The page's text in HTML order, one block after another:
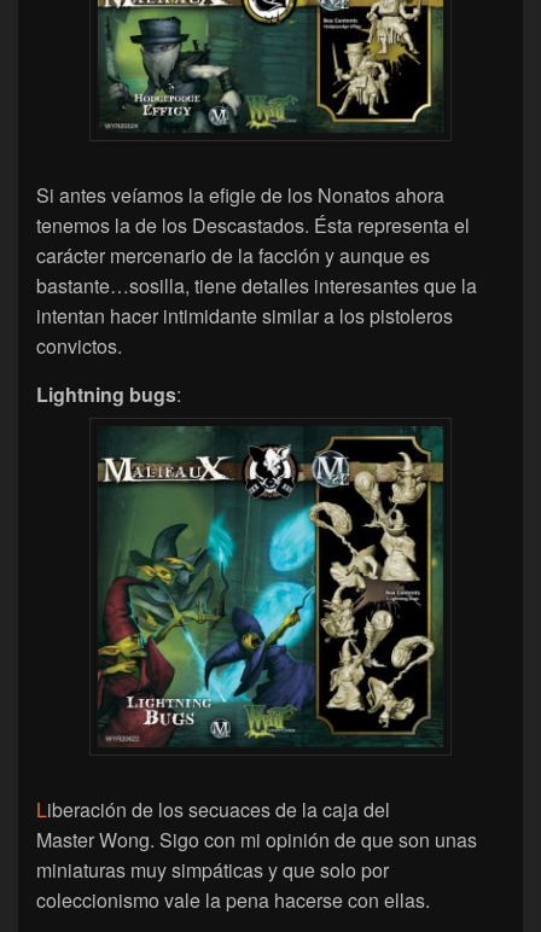
Si antes veíamos la efigie de los Nonatos ahora
tenemos la de los Descastados. Ésta representa el
carácter mercenario de la facción y aunque es
bastante…sosilla, tiene detalles interesantes que la
intentan hacer intimidante similar a los pistoleros
convictos.
Lightning bugs:
Liberación de los secuaces de la caja del
Master Wong. Sigo con mi opinión de que son unas
miniaturas muy simpáticas y que solo por
coleccionismo vale la pena hacerse con ellas.